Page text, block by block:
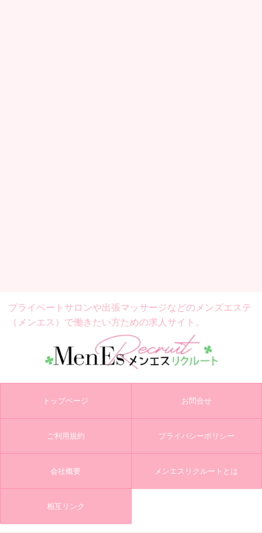
プライベートサロンや出張マッサージなどの メンズエステ
（メンエス）で働きたい方ための求人サイト。
トップページ お問合せ
ご利用規約 プライバシーポリシー
会社概要 メンエスリクルートとは
相互リンク